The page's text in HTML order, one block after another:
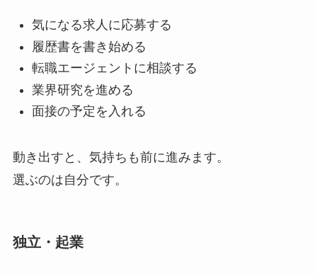
気になる求人に応募する
履歴書を書き始める
転職エージェントに相談する
業界研究を進める
面接の予定を入れる
動き出すと、気持ちも前に進みます。
選ぶのは自分です。
独立・起業